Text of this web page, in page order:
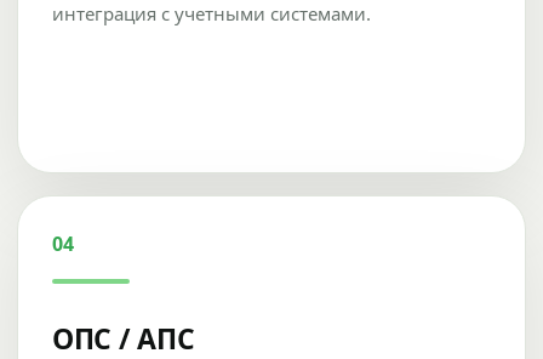
интеграция с учетными системами.
04
ОПС / АПС